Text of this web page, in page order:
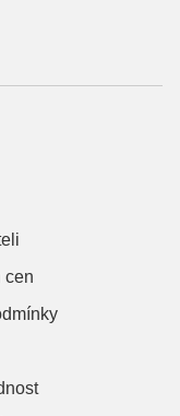
cen